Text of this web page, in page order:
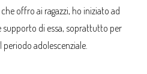
offro ai ragazzi, ho iniziato ad
di essa, soprattutto per
adolescenziale.